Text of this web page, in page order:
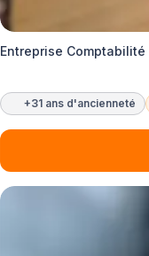
Entreprise
+31 ans d'ancienneté